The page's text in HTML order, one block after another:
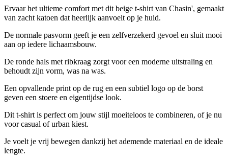
Ervaar het ultieme comfort met dit beige t-shirt van Chasin', gemaakt
van zacht katoen dat heerlijk aanvoelt op je huid.
De normale pasvorm geeft je een zelfverzekerd gevoel en sluit mooi
aan op iedere lichaamsbouw.
De ronde hals met ribkraag zorgt voor een moderne uitstraling en
behoudt zijn vorm, was na was.
Een opvallende print op de rug en een subtiel logo op de borst
geven een stoere en eigentijdse look.
Dit t-shirt is perfect om jouw stijl moeiteloos te combineren, of je nu
voor casual of urban kiest.
Je voelt je vrij bewegen dankzij het ademende materiaal en de ideale
lengte.